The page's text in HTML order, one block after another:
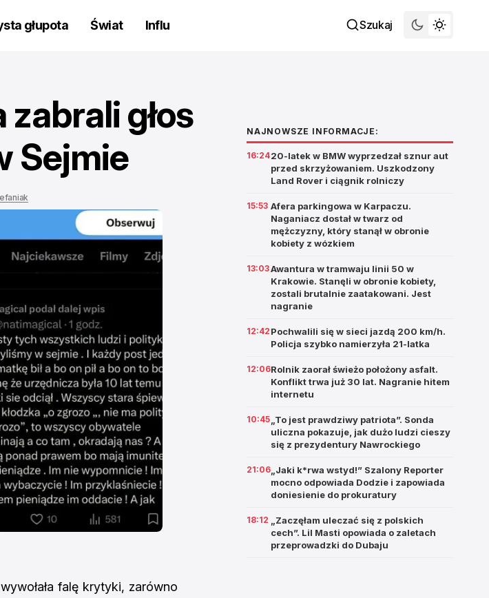
głupota Świat Influ Szukaj
głos
Sejmie
falę krytyki, zarówno
NAJNOWSZE INFORMACJE:
16:2420-latek w BMW wyprzedzał sznur aut
przed skrzyżowaniem. Uszkodzony
Land Rover i ciągnik rolniczy
15:53 Afera parkingowa w Karpaczu.
Naganiacz dostał w twarz od
mężczyzny, który stanął w obronie
kobiety z wózkiem
13:03Awantura w tramwaju linii 50 w
Krakowie. Stanęli w obronie kobiety,
zostali brutalnie zaatakowani. Jest
nagranie
12:42 Pochwalili się w sieci jazdą 200 km/h.
Policja szybko namierzyła 21-latka
12:06Rolnik zaorał świeżo położony asfalt.
Konflikt trwa już 30 lat. Nagranie hitem
internetu
10:45 „To jest prawdziwy patriota”. Sonda
uliczna pokazuje, jak dużo ludzi cieszy
się z prezydentury Nawrockiego
21:06 „Jaki k*rwa wstyd!” Szalony Reporter
mocno odpowiada Dodzie i zapowiada
doniesienie do prokuratury
18:12
„Zaczęłam uleczać się z polskich
cech”. Lil Masti opowiada o zaletach
przeprowadzki do Dubaju